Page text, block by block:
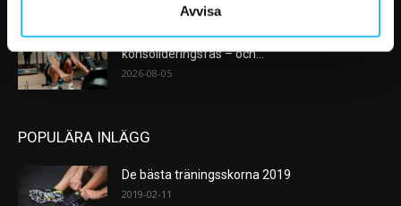
Avvisa
Analys: Europas gymmarknad går in i en ny
konsolideringsfas – och...
2026-08-05
POPULÄRA INLÄGG
De bästa träningsskorna 2019
2019-02-11